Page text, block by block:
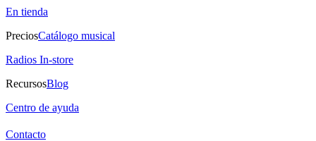
En tienda
PreciosCatálogo musical
Radios In-store
RecursosBlog
Centro de ayuda
Contacto